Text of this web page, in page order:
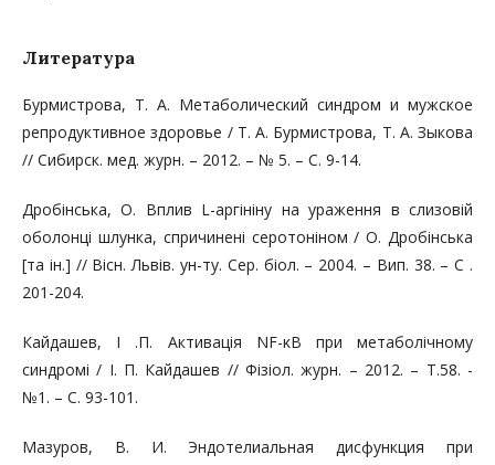
Литература
Бурмистрова, Т. А. Метаболический синдром и мужское
репродуктивное здоровье / Т. А. Бурмистрова, Т. А. Зыкова
// Сибирск. мед. журн. – 2012. – № 5. – C. 9-14.
Дробінська, О. Вплив L-аргініну на ураження в слизовій
оболонці шлунка, спричинені серотоніном / О. Дробінська
[та ін.] // Вісн. Львів. ун-ту. Сер. біол. – 2004. – Вип. 38. – С .
201-204.
Кайдашев, І .П. Активація NF-κB при метаболічному
синдромі / І. П. Кайдашев // Фізіол. журн. – 2012. – Т.58. -
№1. – С. 93-101.
Мазуров, В. И. Эндотелиальная дисфункция при